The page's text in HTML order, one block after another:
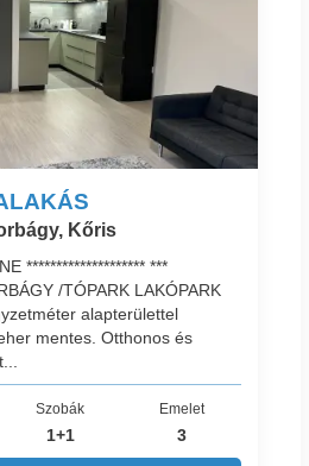
Kőris
******************** ***
/TÓPARK LAKÓPARK
alapterülettel
mentes. Otthonos és
Szobák
1+1
Emelet
3